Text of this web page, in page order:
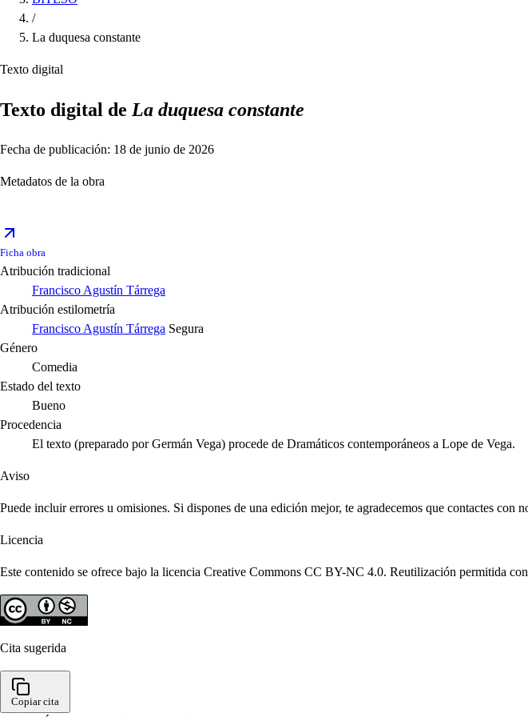
/
La duquesa constante
Texto digital
Texto digital de La duquesa constante
Fecha de publicación: 18 de junio de 2026
Metadatos de la obra
Ficha obra
Atribución tradicional
Francisco Agustín Tárrega
Atribución estilometría
Francisco Agustín Tárrega Segura
Género
Comedia
Estado del texto
Bueno
Procedencia
El texto (preparado por Germán Vega) procede de Dramáticos contemporáneos a Lope de Vega.
Aviso
Puede incluir errores u omisiones. Si dispones de una edición mejor, te agradecemos que contactes con
Licencia
Este contenido se ofrece bajo la licencia Creative Commons CC BY-NC 4.0. Reutilización permitida
Cita sugerida
Copiar cita